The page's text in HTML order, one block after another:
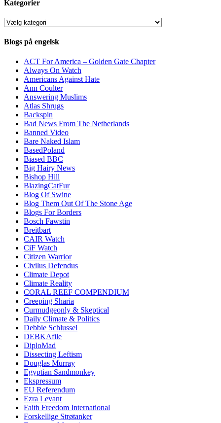
Kategorier
Kategorier
Blogs på engelsk
ACT For America – Golden Gate Chapter
Always On Watch
Americans Against Hate
Ann Coulter
Answering Muslims
Atlas Shrugs
Backspin
Bad News From The Netherlands
Banned Video
Bare Naked Islam
BasedPoland
Biased BBC
Big Hairy News
Bishop Hill
BlazingCatFur
Blog Of Swine
Blog Them Out Of The Stone Age
Blogs For Borders
Bosch Fawstin
Breitbart
CAIR Watch
CiF Watch
Citizen Warrior
Civilus Defendus
Climate Depot
Climate Reality
CORAL REEF COMPENDIUM
Creeping Sharia
Curmudgeonly & Skeptical
Daily Climate & Politics
Debbie Schlussel
DEBKAfile
DiploMad
Dissecting Leftism
Douglas Murray
Egyptian Sandmonkey
Ekspressum
EU Referendum
Ezra Levant
Faith Freedom International
Forskellige Strøtanker